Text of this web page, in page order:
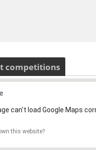
competitions
can't load Google Maps
this website?